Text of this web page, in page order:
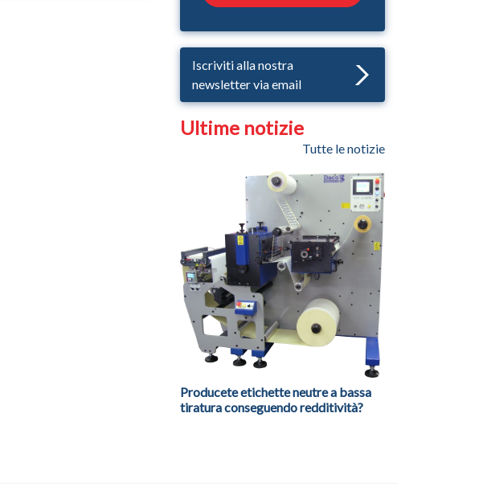
Iscriviti alla nostra
newsletter via email
Ultime notizie
Tutte le notizie
Producete etichette neutre a bassa
tiratura conseguendo redditività?